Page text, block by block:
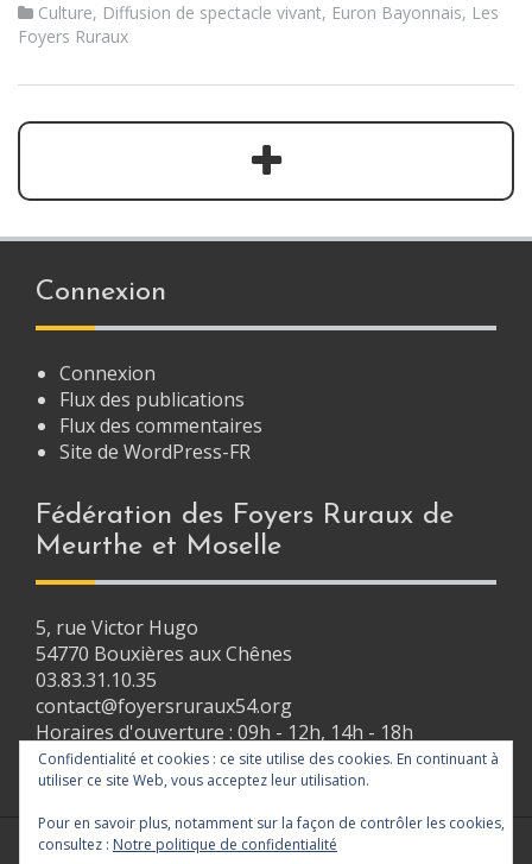
Culture, Diffusion de spectacle vivant, Euron Bayonnais, Les
Foyers Ruraux
Connexion
Connexion
Flux des publications
Flux des commentaires
Site de WordPress-FR
Fédération des Foyers Ruraux de
Meurthe et Moselle
5, rue Victor Hugo
54770 Bouxières aux Chênes
03.83.31.10.35
contact@foyersruraux54.org
Horaires d'ouverture : 09h - 12h, 14h - 18h
Confidentialité et cookies : ce site utilise des cookies. En continuant à
utiliser ce site Web, vous acceptez leur utilisation.
Pour en savoir plus, notamment sur la façon de contrôler les cookies,
consultez : Notre politique de confidentialité